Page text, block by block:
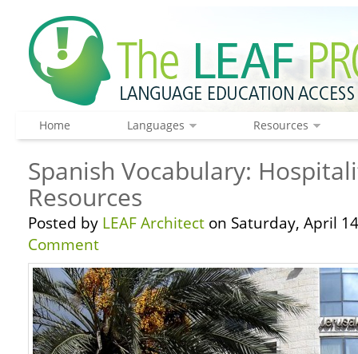
Home Languages Resources
Spanish Vocabulary:
Resources
Posted by LEAF Architect on Saturday, April
Comment